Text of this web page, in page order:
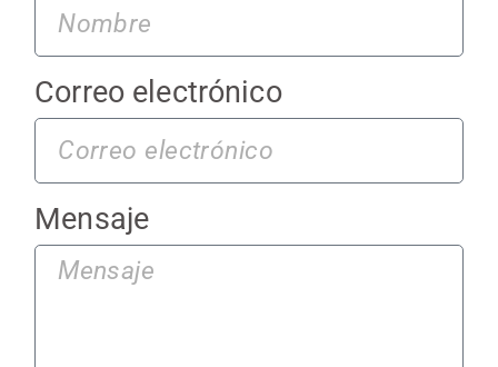
Correo electrónico
Mensaje